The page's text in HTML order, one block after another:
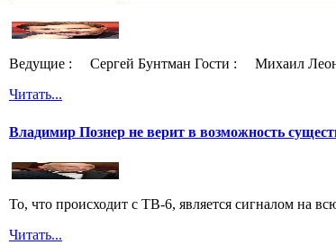
Ведущие : Сергей Бунтман Гости : Михаил
Читать...
Владимир Познер не верит в возможность
То, что происходит с ТВ-6, является сигналом на
Читать...